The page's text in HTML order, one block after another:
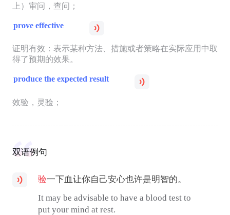
上）审问，查问；
prove effective
证明有效：表示某种方法、措施或者策略在实际应用中取
得了预期的效果。
produce the expected result
效验，灵验；
双语例句
验一下血让你自己安心也许是明智的。
It may be advisable to have a blood test to
put your mind at rest.